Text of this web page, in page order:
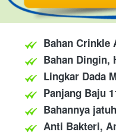
Bahan Crinkle
Bahan Dingin,
Lingkar Dada
Panjang Baju
Bahannya
Anti Bakteri,